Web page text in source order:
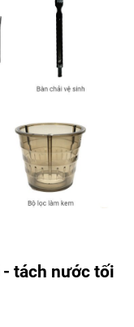
tách nước tối